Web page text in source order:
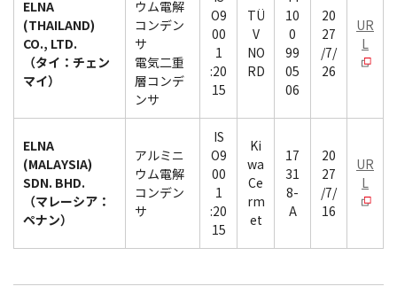
ELNA
(THAILAND)
CO., LTD.
（タイ：チェン
マイ）
ウム電解
コンデン
サ
電気二重
層コンデ
ンサ
O9
00
1
:20
15
TÜ
V
NO
RD
10
0
99
05
06
20
27
/7/
26
UR
L
ELNA
(MALAYSIA)
SDN. BHD.
（マレーシア：
ペナン）
アルミニ
ウム電解
コンデン
サ
IS
O9
00
1
:20
15
Ki
wa
Ce
rm
et
17
31
8-
A
20
27
/7/
16
UR
L